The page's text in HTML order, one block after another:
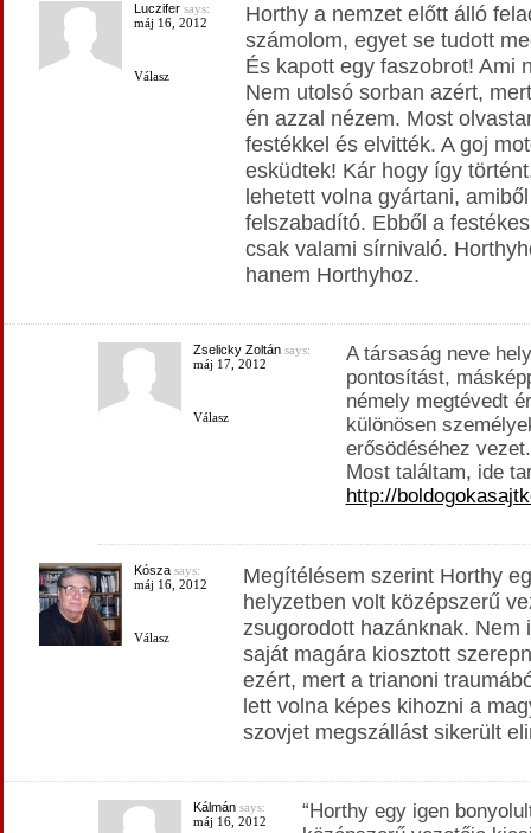
Luczifersays:
máj 16, 2012
Válasz
Horthy a nemzet előtt álló
számolom, egyet se tudott
És kapott egy faszobrot! Ami
Nem utolsó sorban azért,
én azzal nézem. Most
festékkel és elvitték. A goj
esküdtek! Kár hogy így
lehetett volna gyártani,
felszabadító. Ebből a
csak valami sírnivaló.
hanem Horthyhoz.
Zselicky Zoltánsays:
máj 17, 2012
Válasz
A társaság neve
pontosítást,
némely megtévedt
különösen
erősödéséhez vezet.
Most találtam, ide
http://
Kószasays:
máj 16, 2012
Válasz
Megítélésem szerint Horthy
helyzetben volt középszerű
zsugorodott hazánknak. Nem
saját magára kiosztott
ezért, mert a trianoni
lett volna képes kihozni a
szovjet megszállást sikerült
Kálmánsays:
máj 16, 2012
“Horthy egy igen